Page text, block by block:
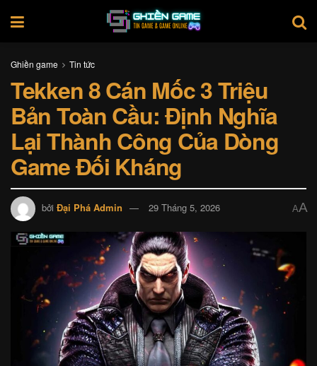
Ghiền game Tin tức
Tekken 8 Cán Mốc 3 Triệu
Bản Toàn Cầu: Định Nghĩa
Lại Thành Công Của Dòng
Game Đối Kháng
bởi Đại Phá Admin 29 Tháng 5, 2026 AA